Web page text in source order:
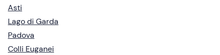
Asti
Lago di Garda
Padova
Colli Euganei